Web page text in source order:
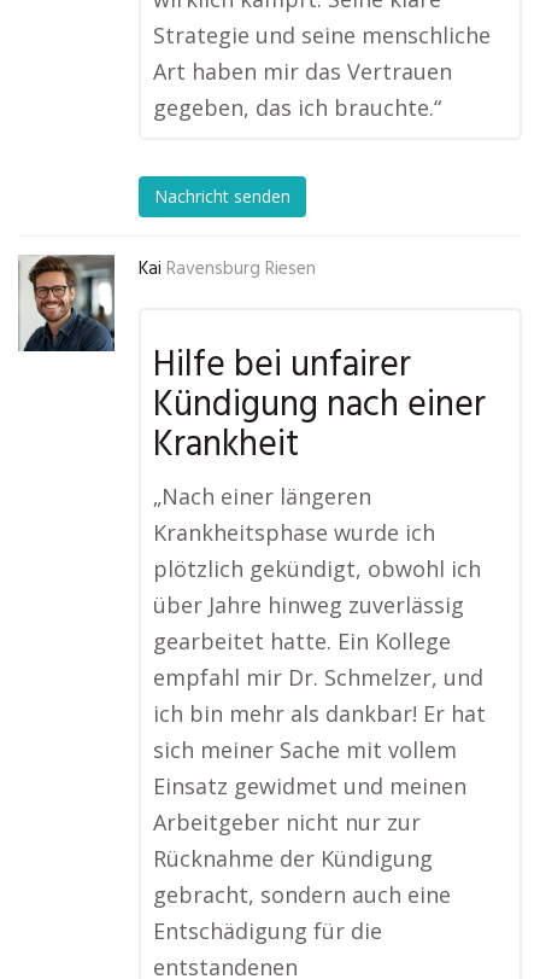
Strategie und seine menschliche
Art haben mir das Vertrauen
gegeben, das ich brauchte.“
Nachricht senden
Kai Ravensburg Riesen
Hilfe bei unfairer
Kündigung nach einer
Krankheit
„Nach einer längeren
Krankheitsphase wurde ich
plötzlich gekündigt, obwohl ich
über Jahre hinweg zuverlässig
gearbeitet hatte. Ein Kollege
empfahl mir Dr. Schmelzer, und
ich bin mehr als dankbar! Er hat
sich meiner Sache mit vollem
Einsatz gewidmet und meinen
Arbeitgeber nicht nur zur
Rücknahme der Kündigung
gebracht, sondern auch eine
Entschädigung für die
entstandenen